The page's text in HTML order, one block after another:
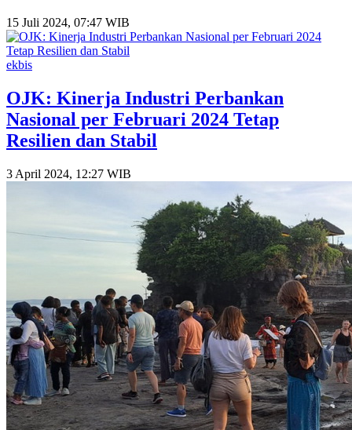
15 Juli 2024, 07:47 WIB
ekbis
OJK: Kinerja Industri Perbankan
Nasional per Februari 2024 Tetap
Resilien dan Stabil
3 April 2024, 12:27 WIB